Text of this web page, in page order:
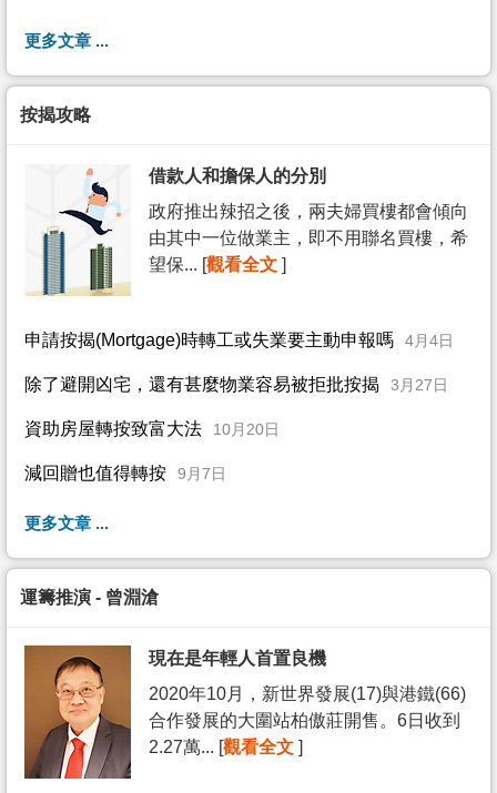
更多文章 ...
按揭攻略
借款人和擔保人的分別
政府推出辣招之後，兩夫婦買樓都會傾向
由其中一位做業主，即不用聯名買樓，希
望保... [觀看全文 ]
申請按揭(Mortgage)時轉工或失業要主動申報嗎 4月4日
除了避開凶宅，還有甚麼物業容易被拒批按揭 3月27日
資助房屋轉按致富大法 10月20日
減回贈也值得轉按 9月7日
更多文章 ...
運籌推演 - 曾淵滄
現在是年輕人首置良機
2020年10月，新世界發展(17)與港鐵(66)
合作發展的大圍站柏傲莊開售。6日收到
2.27萬... [觀看全文 ]